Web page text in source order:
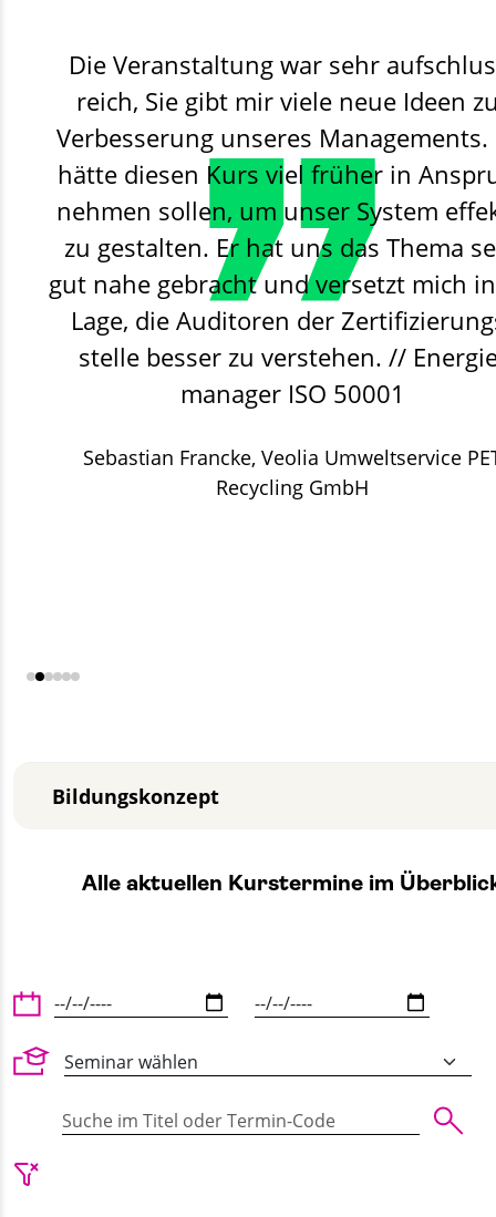
Die Veranstaltung war sehr
reich, Sie gibt mir viele neue Ideen
Verbesserung unseres Managements.
hätte diesen Kurs viel früher in
nehmen sollen, um unser System
zu gestalten. Er hat uns das Thema
gut nahe gebracht und versetzt mich
Lage, die Auditoren der
stelle besser zu verstehen. //
manager ISO 50001
Sebastian Francke, Veolia Umweltservice
Recycling GmbH
Sächsische Aufbaubank –
NORDFROST GmbH & Co.
Wiener Feinbäckerei Heberer
FRONERI Schöller Produktions
Bildungskonzept
Alle aktuellen Kurstermine im